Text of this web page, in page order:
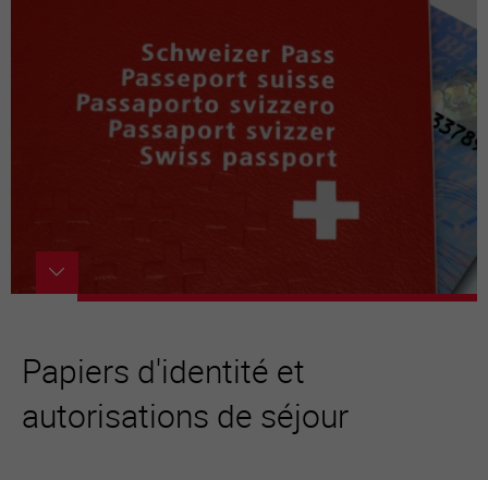
Papiers d'identité et
autorisations de séjour